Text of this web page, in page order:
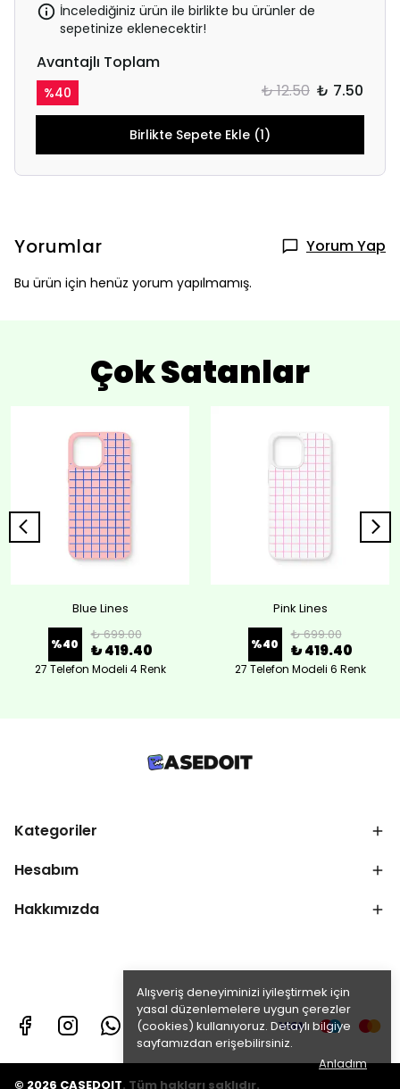
Alışveriş deneyiminizi iyileştirmek için
yasal düzenlemelere uygun çerezler
(cookies) kullanıyoruz. Detaylı bilgiye
sayfamızdan erişebilirsiniz.
Anladım
İncelediğiniz ürün ile birlikte bu ürünler de
sepetinize eklenecektir!
Avantajlı Toplam
%40 ₺ 12.50 ₺ 7.50
Birlikte Sepete Ekle (1)
Yorumlar Yorum Yap
Bu ürün için henüz yorum yapılmamış.
Çok Satanlar
Blue Lines
%40
₺ 699.00
₺ 419.40
27 Telefon Modeli 4 Renk
Pink Lines
%40
₺ 699.00
₺ 419.40
27 Telefon Modeli 6 Renk
Kategoriler
Hesabım
Hakkımızda
© 2026 CASEDOIT. Tüm hakları saklıdır.